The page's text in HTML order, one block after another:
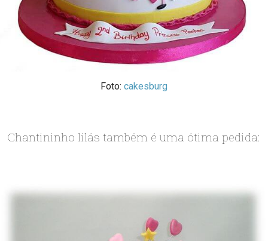
Foto: cakesburg
Chantininho lilás também é uma ótima pedida: